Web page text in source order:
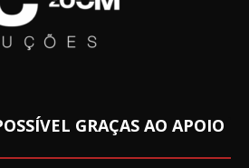
GRAÇAS AO APOIO